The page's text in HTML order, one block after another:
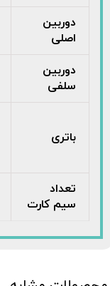
دوربین
اصلی
دوربین
سلفی
باتری
تعداد
سیم کارت